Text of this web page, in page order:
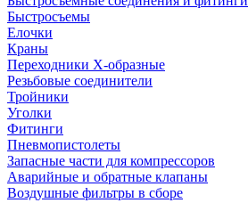
Быстросъемы
Елочки
Краны
Переходники Х-образные
Резьбовые соединители
Тройники
Уголки
Фитинги
Пневмопистолеты
Запасные части для компрессоров
Аварийные и обратные клапаны
Воздушные фильтры в сборе